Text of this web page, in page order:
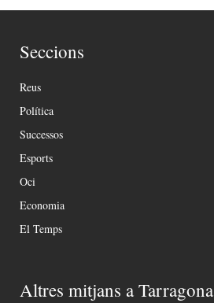
Seccions
Reus
Política
Successos
Esports
Oci
Economia
El Temps
Altres mitjans a Tarragona